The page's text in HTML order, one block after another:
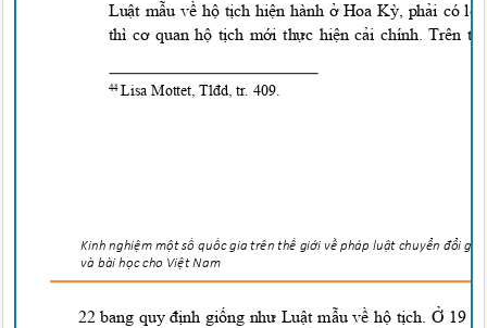
Luật mẫu về hộ tịch hiện hành ở Hoa Kỳ, phải có
thì cơ quan hộ tịch mới thực hiện cải chính. Trên
44Lisa Mottet, Tlđd, tr. 409.
Kinh nghiệm một sốquốc gia trên thế giới vềpháp luật chuyển đổi g
và bài học cho Việt Nam
22 bang quy định giống như Luật mẫu về hộ tịch. Ở 19